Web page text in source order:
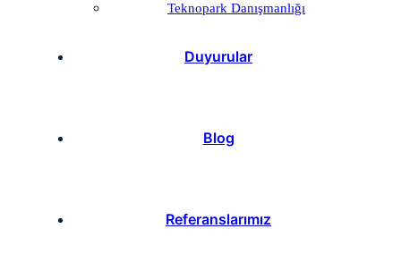
Teknopark Danışmanlığı
Duyurular
Blog
Referanslarımız